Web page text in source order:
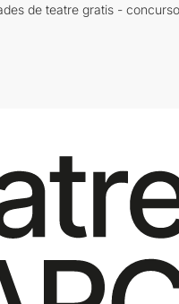
de teatre gratis -